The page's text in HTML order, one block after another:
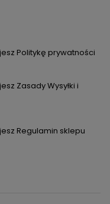
Politykę prywatności
Zasady Wysyłki i
Regulamin sklepu